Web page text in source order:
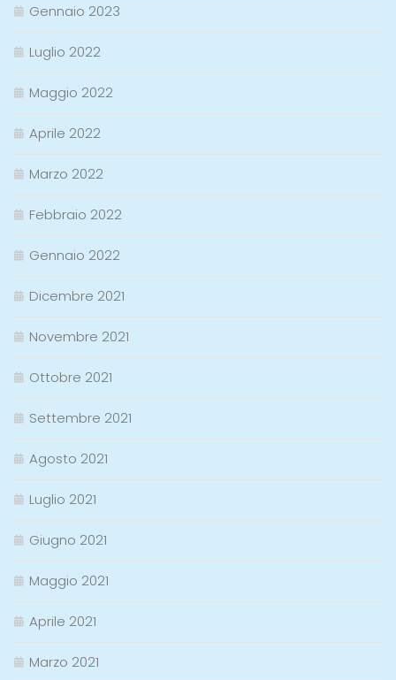
Gennaio 2023
Luglio 2022
Maggio 2022
Aprile 2022
Marzo 2022
Febbraio 2022
Gennaio 2022
Dicembre 2021
Novembre 2021
Ottobre 2021
Settembre 2021
Agosto 2021
Luglio 2021
Giugno 2021
Maggio 2021
Aprile 2021
Marzo 2021